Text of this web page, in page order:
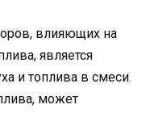
влияющих на
является
и топлива в смеси.
может